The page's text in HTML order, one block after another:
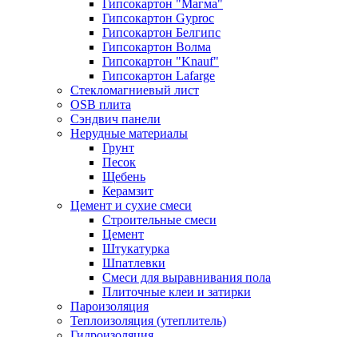
Гипсокартон "Магма"
Гипсокартон Gyproc
Гипсокартон Белгипс
Гипсокартон Волма
Гипсокартон "Knauf"
Гипсокартон Lafarge
Стекломагниевый лист
OSB плита
Сэндвич панели
Нерудные материалы
Грунт
Песок
Щебень
Керамзит
Цемент и сухие смеси
Строительные смеси
Цемент
Штукатурка
Шпатлевки
Смеси для выравнивания пола
Плиточные клеи и затирки
Пароизоляция
Теплоизоляция (утеплитель)